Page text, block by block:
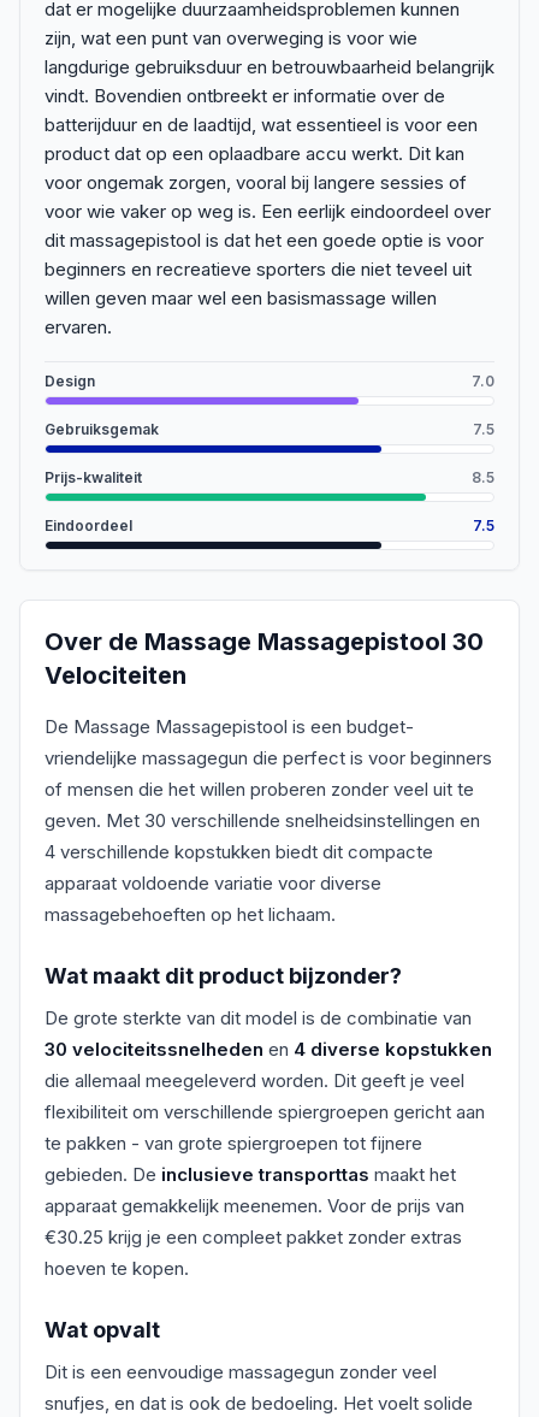
dat er mogelijke duurzaamheidsproblemen kunnen
zijn, wat een punt van overweging is voor wie
langdurige gebruiksduur en betrouwbaarheid belangrijk
vindt. Bovendien ontbreekt er informatie over de
batterijduur en de laadtijd, wat essentieel is voor een
product dat op een oplaadbare accu werkt. Dit kan
voor ongemak zorgen, vooral bij langere sessies of
voor wie vaker op weg is. Een eerlijk eindoordeel over
dit massagepistool is dat het een goede optie is voor
beginners en recreatieve sporters die niet teveel uit
willen geven maar wel een basismassage willen
ervaren.
Design 7.0
Gebruiksgemak 7.5
Prijs-kwaliteit 8.5
Eindoordeel 7.5
Over de Massage Massagepistool 30
Velociteiten
De Massage Massagepistool is een budget-
vriendelijke massagegun die perfect is voor beginners
of mensen die het willen proberen zonder veel uit te
geven. Met 30 verschillende snelheidsinstellingen en
4 verschillende kopstukken biedt dit compacte
apparaat voldoende variatie voor diverse
massagebehoeften op het lichaam.
Wat maakt dit product bijzonder?
De grote sterkte van dit model is de combinatie van
30 velociteitssnelheden en 4 diverse kopstukken
die allemaal meegeleverd worden. Dit geeft je veel
flexibiliteit om verschillende spiergroepen gericht aan
te pakken - van grote spiergroepen tot fijnere
gebieden. De inclusieve transporttas maakt het
apparaat gemakkelijk meenemen. Voor de prijs van
€30.25 krijg je een compleet pakket zonder extras
hoeven te kopen.
Wat opvalt
Dit is een eenvoudige massagegun zonder veel
snufjes, en dat is ook de bedoeling. Het voelt solide